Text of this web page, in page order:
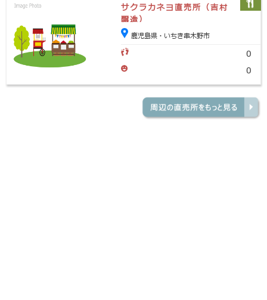
サクラカネヨ直売所（吉村
醸造）
鹿児島県・いちき串木野市
0
0